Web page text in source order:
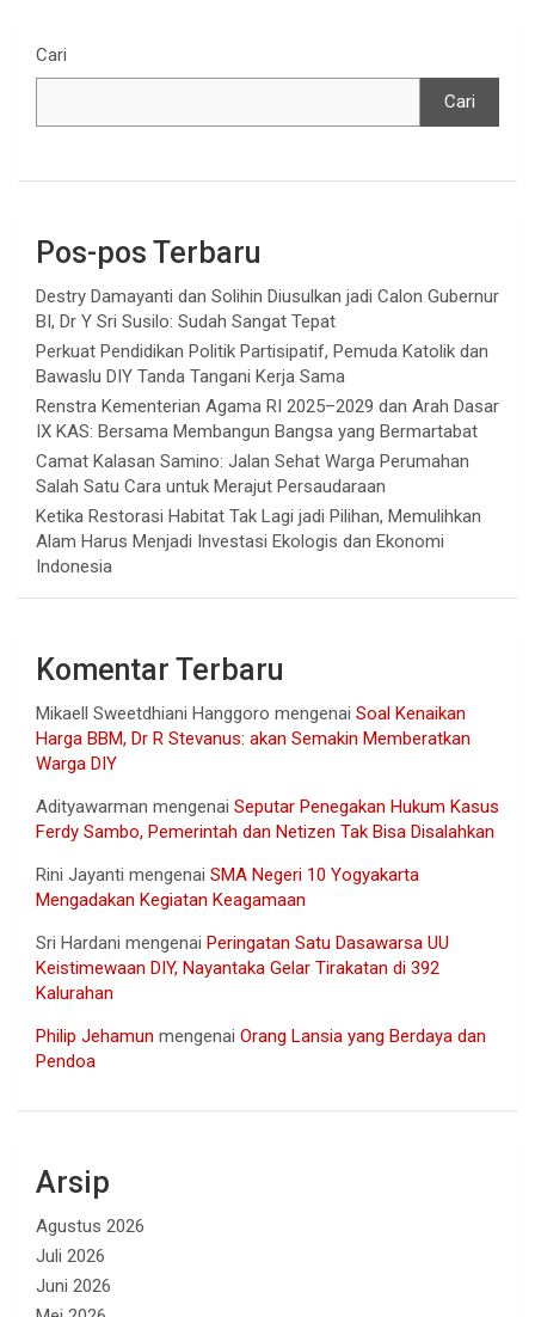
Cari
Cari
Pos-pos Terbaru
Destry Damayanti dan Solihin Diusulkan jadi Calon Gubernur
BI, Dr Y Sri Susilo: Sudah Sangat Tepat
Perkuat Pendidikan Politik Partisipatif, Pemuda Katolik dan
Bawaslu DIY Tanda Tangani Kerja Sama
Renstra Kementerian Agama RI 2025–2029 dan Arah Dasar
IX KAS: Bersama Membangun Bangsa yang Bermartabat
Camat Kalasan Samino: Jalan Sehat Warga Perumahan
Salah Satu Cara untuk Merajut Persaudaraan
Ketika Restorasi Habitat Tak Lagi jadi Pilihan, Memulihkan
Alam Harus Menjadi Investasi Ekologis dan Ekonomi
Indonesia
Komentar Terbaru
Mikaell Sweetdhiani Hanggoro mengenai Soal Kenaikan
Harga BBM, Dr R Stevanus: akan Semakin Memberatkan
Warga DIY
Adityawarman mengenai Seputar Penegakan Hukum Kasus
Ferdy Sambo, Pemerintah dan Netizen Tak Bisa Disalahkan
Rini Jayanti mengenai SMA Negeri 10 Yogyakarta
Mengadakan Kegiatan Keagamaan
Sri Hardani mengenai Peringatan Satu Dasawarsa UU
Keistimewaan DIY, Nayantaka Gelar Tirakatan di 392
Kalurahan
Philip Jehamun mengenai Orang Lansia yang Berdaya dan
Pendoa
Arsip
Agustus 2026
Juli 2026
Juni 2026